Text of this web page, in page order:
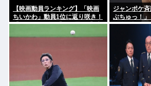
【映画動員ランキング】「映画
ちいかわ」動員1位に返り咲き！
「ミニオンズ」「あの星」「ブ
ルーロック」もランクイン
ジャンポケ斉
ぶちゅっ！
れ胸を揉み